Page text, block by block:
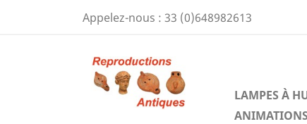
Appelez-nous : 33 (0)648982613
LAMPES À
ANIMATIONS